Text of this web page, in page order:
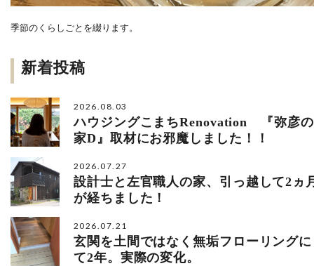
季節のくらしごとを綴ります。
新着投稿
2026.08.03
ハウジングこまちRenovation 『弥彦の
家D』取材にお邪魔しました！！
2026.07.27
設計士と左官職人の家、引っ越して2ヵ
が経ちました！
2026.07.21
玄関を土間ではなく無垢フローリング
て2年。実際の変化。